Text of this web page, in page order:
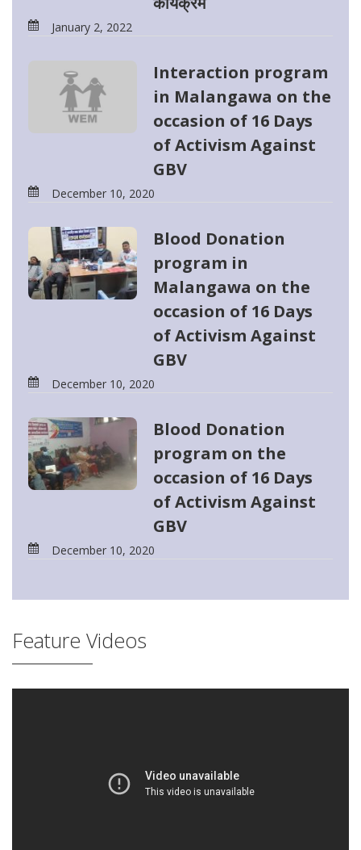
January 2, 2022
Interaction program
in Malangawa on the
occasion of 16 Days
of Activism Against
GBV
December 10, 2020
Blood Donation
program in
Malangawa on the
occasion of 16 Days
of Activism Against
GBV
December 10, 2020
Blood Donation
program on the
occasion of 16 Days
of Activism Against
GBV
December 10, 2020
Feature Videos